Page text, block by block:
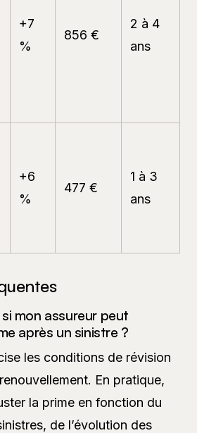
+7
%
856 €
2 à 4
ans
+6
%
477 €
1 à 3
ans
mon assureur peut
après un sinistre ?
les conditions de révision
En pratique,
la prime en fonction du
de l’évolution des